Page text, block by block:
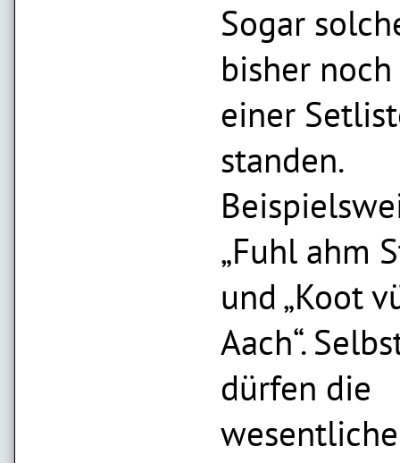
Sogar
bisher
einer
standen.
„Fuhl ahm
und „Koot
Aach“.
dürfen die